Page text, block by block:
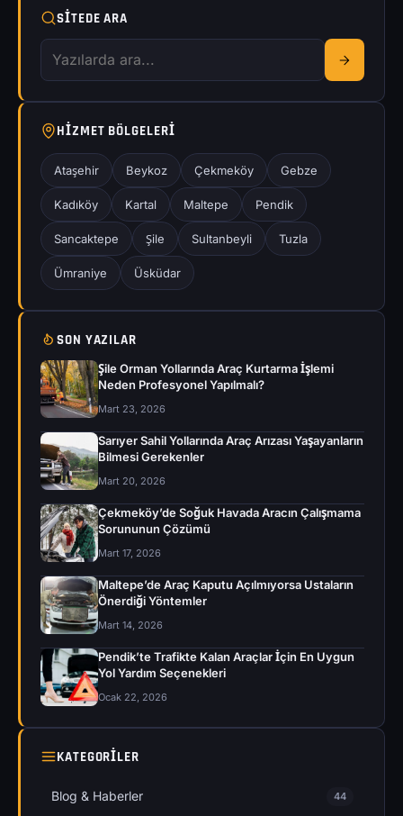
SITEDE ARA
HIZMET BÖLGELERI
Ataşehir Beykoz Çekmeköy Gebze
Kadıköy Kartal Maltepe Pendik
Sancaktepe Şile Sultanbeyli Tuzla
Ümraniye Üsküdar
SON YAZILAR
Şile Orman Yollarında Araç Kurtarma İşlemi
Neden Profesyonel Yapılmalı?
Mart 23, 2026
Sarıyer Sahil Yollarında Araç Arızası Yaşayanların
Bilmesi Gerekenler
Mart 20, 2026
Çekmeköy’de Soğuk Havada Aracın Çalışmama
Sorununun Çözümü
Mart 17, 2026
Maltepe’de Araç Kaputu Açılmıyorsa Ustaların
Önerdiği Yöntemler
Mart 14, 2026
Pendik’te Trafikte Kalan Araçlar İçin En Uygun
Yol Yardım Seçenekleri
Ocak 22, 2026
KATEGORILER
Blog & Haberler 44